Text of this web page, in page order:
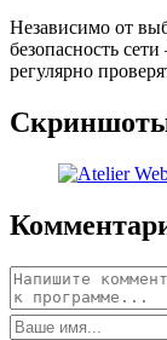
Независимо от
безопасность
регулярно